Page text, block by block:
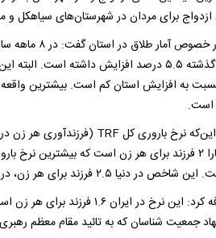
مردان در شهرستان‌های سیاهکل و ماسال با ۲۵.۱ و برای زنان در آستارا با
به افزایش استان کم است. بیشترین
است.
در کشورهای توسعه یافته ۱.۷ و در کشورهای کمتر توسعه یافته ۲.۶ است.
خندستانی اضافه کرد: این
شناسان که به تائید مقام معظم رهبری رسیده ۲.۱ فرزند